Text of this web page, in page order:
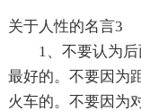
关于人性的名言3
1、不要认为
最好的。不要因为
火车的。不要因为